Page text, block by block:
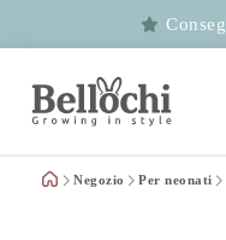
Negozio Per neonati